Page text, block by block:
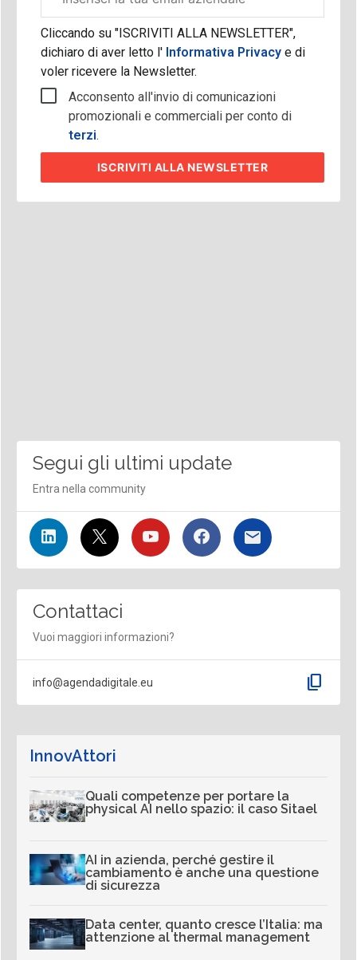
aziendale
Cliccando su "ISCRIVITI ALLA NEWSLETTER",
dichiaro di aver letto l'Informativa Privacy e di
voler ricevere la Newsletter.
Acconsento all'invio di comunicazioni
promozionali e commerciali per conto di
terzi.
ISCRIVITI ALLA NEWSLETTER
Segui gli ultimi update
Entra nella community
Contattaci
Vuoi maggiori informazioni?
info@agendadigitale.eu content_copy
InnovAttori
Quali competenze per portare la
physical AI nello spazio: il caso Sitael
AI in azienda, perché gestire il
cambiamento è anche una questione
di sicurezza
Data center, quanto cresce l’Italia: ma
attenzione al thermal management